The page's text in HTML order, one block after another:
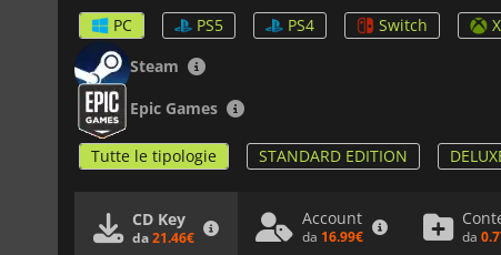
PC PS5 PS4 Switch
Steam
Epic Games
Tutte le tipologie STANDARD EDITION
CD Key
da21.46€
Account
da 16.99€ da